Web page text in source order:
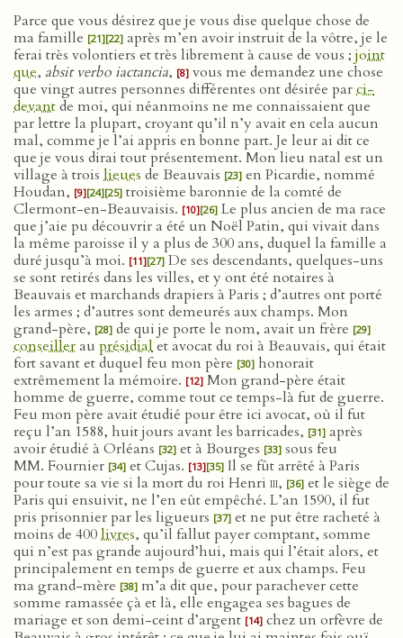
Parce que vous désirez que je vous dise quelque chose de
ma famille [21][22] après m’en avoir instruit de la vôtre, je le
ferai très volontiers et très librement à cause de vous ;joint
que, absit verbo iactancia, [8] vous me demandez une chose
que vingt autres personnes différentes ont désirée parci-
devantde moi, qui néanmoins ne me connaissaient que
par lettre la plupart, croyant qu’il n’y avait en cela aucun
mal, comme je l’ai appris en bonne part. Je leur ai dit ce
que je vous dirai tout présentement. Mon lieu natal est un
village à trois lieues de Beauvais [23] en Picardie, nommé
Houdan, [9][24][25] troisième baronnie de la comté de
Clermont-en-Beauvaisis. [10][26] Le plus ancien de ma race
que j’aie pu découvrir a été un Noël Patin, qui vivait dans
la même paroisse il y a plus de 300 ans, duquel la famille a
duré jusqu’à moi. [11][27] De ses descendants, quelques-uns
se sont retirés dans les villes, et y ont été notaires à
Beauvais et marchands drapiers à Paris ; d’autres ont porté
les armes ; d’autres sont demeurés aux champs. Mon
grand-père, [28] de qui je porte le nom, avait un frère [29]
conseillerau présidialet avocat du roi à Beauvais, qui était
fort savant et duquel feu mon père [30] honorait
extrêmement la mémoire. [12] Mon grand-père était
homme de guerre, comme tout ce temps-là fut de guerre.
Feu mon père avait étudié pour être ici avocat, où il fut
reçu l’an 1588, huit jours avant les barricades, [31] après
avoir étudié à Orléans [32] et à Bourges [33] sous feu
MM. Fournier [34] et Cujas. [13][35] Il se fût arrêté à Paris
pour toute sa vie si la mort du roi Henri iii, [36] et le siège de
Paris qui ensuivit, ne l’en eût empêché. L’an 1590, il fut
pris prisonnier par les ligueurs [37] et ne put être racheté à
moins de 400livres, qu’il fallut payer comptant, somme
qui n’est pas grande aujourd’hui, mais qui l’était alors, et
principalement en temps de guerre et aux champs. Feu
ma grand-mère [38] m’a dit que, pour parachever cette
somme ramassée çà et là, elle engagea ses bagues de
mariage et son demi-ceint d’argent [14] chez un orfèvre de